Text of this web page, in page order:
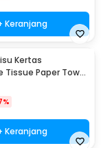
Keranjang
Kertas
Tissue Paper Towel
- MB104P
Keranjang